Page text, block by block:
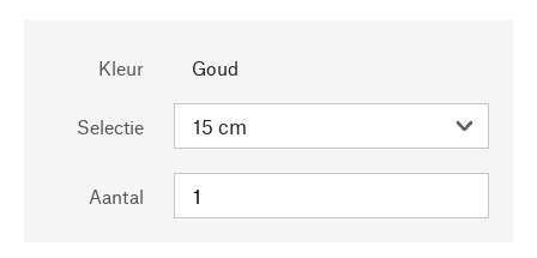
Kleur Goud
Selectie
Aantal